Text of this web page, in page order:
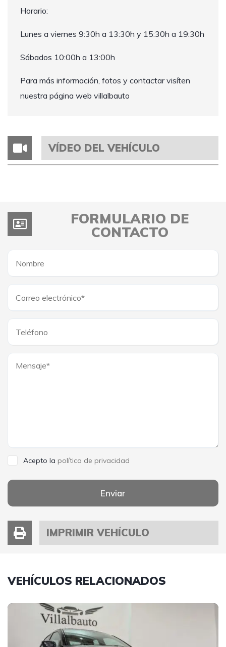
Horario:
Lunes a viernes 9:30h a 13:30h y 15:30h a 19:30h
Sábados 10:00h a 13:00h
Para más información, fotos y contactar visíten
nuestra página web villalbauto
VÍDEO DEL VEHÍCULO
FORMULARIO DE
CONTACTO
Acepto la política de privacidad
Enviar
IMPRIMIR VEHÍCULO
VEHÍCULOS RELACIONADOS